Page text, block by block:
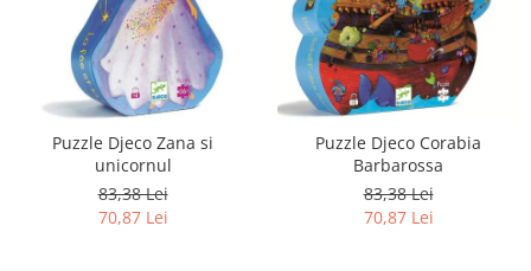
Puzzle Djeco Zana si
unicornul
83,38 Lei
70,87 Lei
Puzzle Djeco Corabia
Barbarossa
83,38 Lei
70,87 Lei